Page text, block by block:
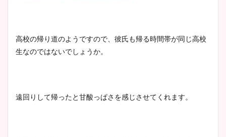
高校の帰り道のようですので、彼氏も帰る時間帯が同じ高校
生なのではないでしょうか。
遠回りして帰ったと甘酸っぱさを感じさせてくれます。